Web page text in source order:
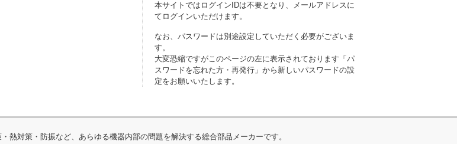
本サイトではログインIDは不要となり、メールアドレスに
てログインいただけます。
なお、パスワードは別途設定していただく必要がございま
す。
大変恐縮ですがこのページの左に表示されております 「パ
スワードを忘れた方・再発行」 から新しいパスワードの設
定をお願いいたします。
熱対策・防振など、あらゆる機器内部の問題を解決する総合部品メーカーです。